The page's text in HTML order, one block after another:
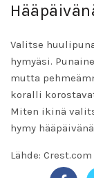
Valitse
hymyäsi.
mutta
koralli
Miten ikinä
hymy
Lähde: Crest.com